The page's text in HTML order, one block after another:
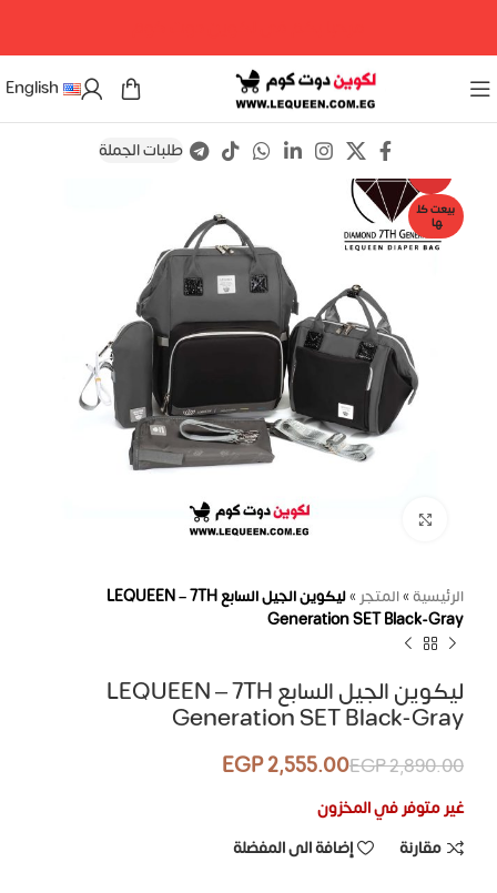
English
طلبات الجملة
بيعت كل
ها
الرئيسية»المتجر »
ليكوين الجيل السابع LEQUEEN – 7TH
Generation SET Black-Gray
ليكوين الجيل السابع LEQUEEN – 7TH
Generation SET Black-Gray
2,890.00
EGP
2,555.00
EGP
غير متوفر في المخزون
مقارنة
إضافة الى المفضلة